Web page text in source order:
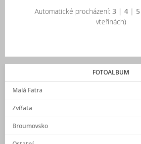
Automatické procházení: 3 | 4 | 5
vteřinách)
FOTOALBUM
Malá Fatra
Zvířata
Broumovsko